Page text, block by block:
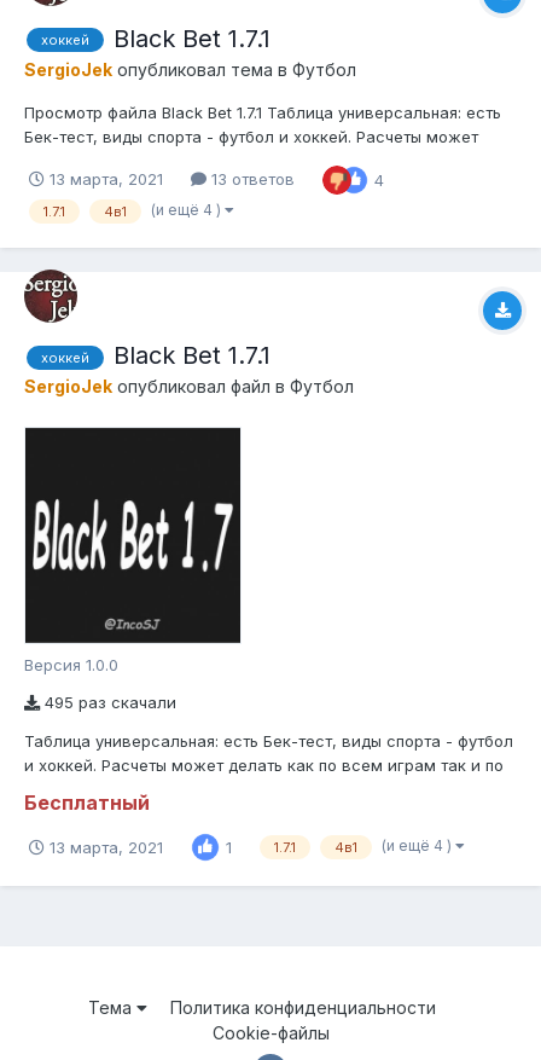
хоккей Black Bet 1.7.1
SergioJek опубликовал тема в Футбол
Просмотр файла Black Bet 1.7.1 Таблица универсальная: есть
Бек-тест, виды спорта - футбол и хоккей. Расчеты может
лиге, может сразу грузить в два архива (по лиге и по всем
играм), может грузить в интервале котор...
13 марта, 2021 13 ответов 4
1.7.1 4в1 (и ещё 4 )
хоккей Black Bet 1.7.1
SergioJek опубликовал файл в Футбол
Версия 1.0.0
495 раз скачали
Таблица универсальная: есть Бек-тест, виды спорта - футбол
и хоккей. Расчеты может делать как по всем играм так и по
играм исключительно по лиге, может сразу грузить в два
архива (по лиге и по всем играм), может грузить в
интервале который задает пользователь, предусмотрено
удаление дубликатов, игр...
Бесплатный
13 марта, 2021 1 1.7.1 4в1 (и ещё 4 )
Тема
Политика конфиденциальности
Cookie-файлы